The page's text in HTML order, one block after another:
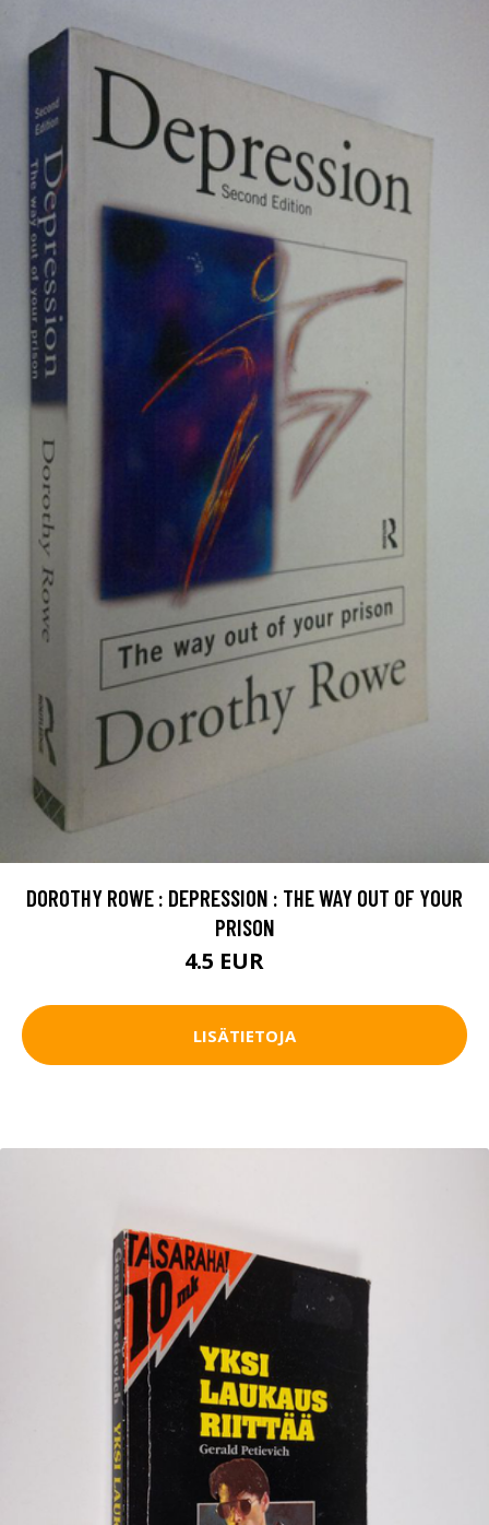
DOROTHY ROWE : DEPRESSION : THE WAY OUT OF YOUR
PRISON
4.5 EUR
LISÄTIETOJA